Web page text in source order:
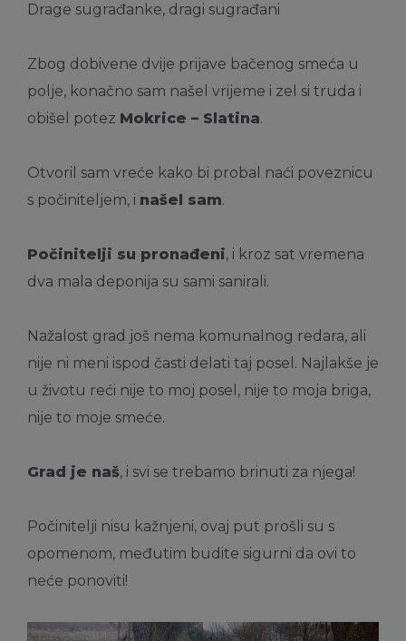
Drage sugrađanke, dragi sugrađani
Zbog dobivene dvije prijave bačenog smeća u
polje, konačno sam našel vrijeme i zel si truda i
obišel potez Mokrice – Slatina.
Otvoril sam vreće kako bi probal naći poveznicu
s počiniteljem, i našel sam.
Počinitelji su pronađeni, i kroz sat vremena
dva mala deponija su sami sanirali.
Nažalost grad još nema komunalnog redara, ali
nije ni meni ispod časti delati taj posel. Najlakše je
u životu reći nije to moj posel, nije to moja briga,
nije to moje smeće.
Grad je naš, i svi se trebamo brinuti za njega!
Počinitelji nisu kažnjeni, ovaj put prošli su s
opomenom, međutim budite sigurni da ovi to
neće ponoviti!